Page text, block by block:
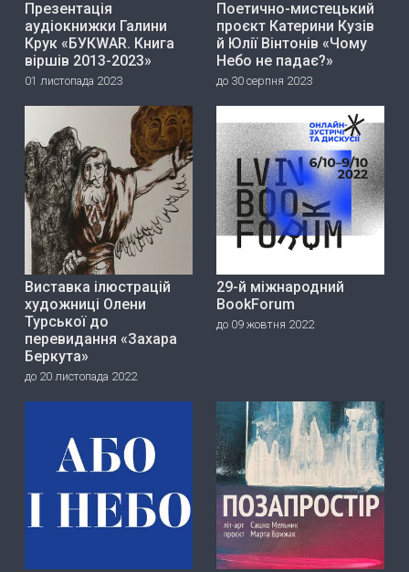
Презентація
аудіокнижки Галини
Крук «БУКWAR. Книга
віршів 2013-2023»
01 листопада 2023
Поетично-мистецький
проєкт Катерини Кузів
й Юлії Вінтонів «Чому
Небо не падає?»
до 30 серпня 2023
Виставка ілюстрацій
художниці Олени
Турської до
перевидання «Захара
Беркута»
до 20 листопада 2022
29-й міжнародний
BookForum
до 09 жовтня 2022